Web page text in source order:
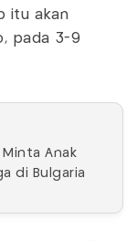
itu akan
pada 3-9
Anak
di Bulgaria